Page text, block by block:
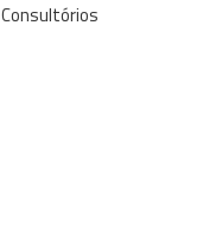
Consultórios